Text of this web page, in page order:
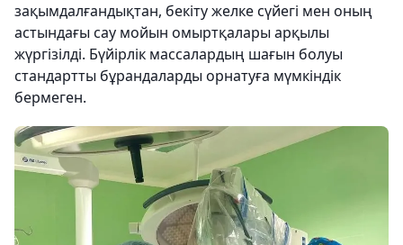
зақымдалғандықтан, бекіту желке сүйегі мен оның
астындағы сау мойын омыртқалары арқылы
жүргізілді. Бүйірлік массалардың шағын болуы
стандартты бұрандаларды орнатуға мүмкіндік
бермеген.